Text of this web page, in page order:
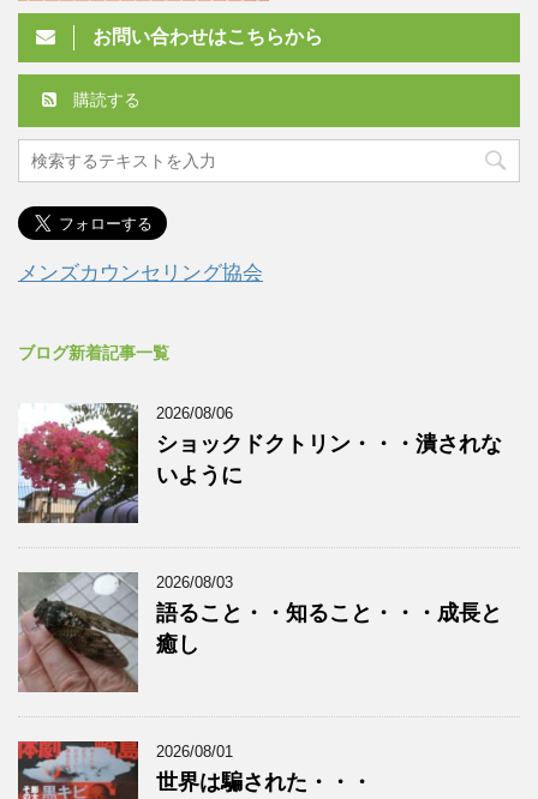
お問い合わせはこちらから
購読する
メンズカウンセリング協会
ブログ新着記事一覧
2026/08/06
ショックドクトリン・・・潰されな
いように
2026/08/03
語ること・・知ること・・・成長と
癒し
2026/08/01
世界は騙された・・・